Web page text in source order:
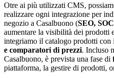
Otre ai più utilizzati CMS,
realizzare ogni integrazione per
negozio a Casalbuono (SEO,
aumentare la visibilità dei prodotti
integriamo il catalogo prodotti con
e comparatori di prezzi. Incluso
Casalbuono, è prevista una fase di
piattaforma, la gestire di prodotti,